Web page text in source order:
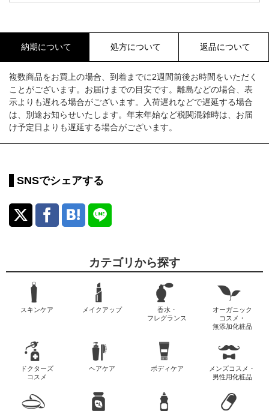
納期について 処方について 返品について
複数商品をお買上の場合、到着までに2週間前後お時間をいただく
ことがございます。お届けまでの目安です。離島などの場合、表
示よりも遅れる場合がございます。入荷遅れなどで遅延する場合
は、別途お知らせいたします。年末年始など税関混雑時は、お届
け予定日よりも遅延する場合がございます。
SNSでシェアする
カテゴリから探す
スキンケア メイクアップ
香水・
フレグランス
オーガニック
コスメ・
無添加化粧品
ドクターズ
コスメ
ヘアケア ボディケア
メンズコスメ・
男性用化粧品